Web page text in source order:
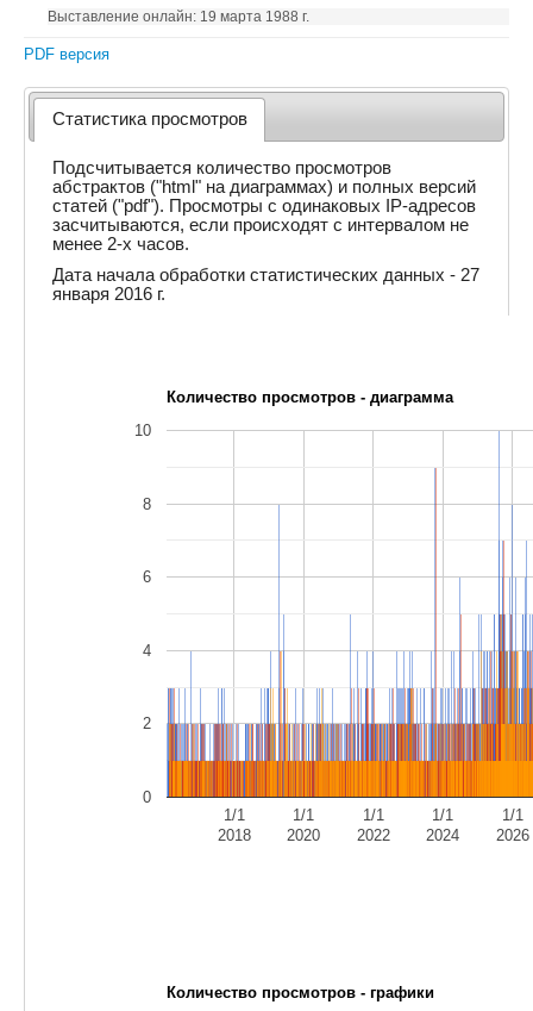
Выставление онлайн: 19 марта 1988 г.
PDF версия
Статистика просмотров
Подсчитывается количество просмотров
абстрактов ("html" на диаграммах) и полных версий
статей ("pdf"). Просмотры с одинаковых IP-адресов
засчитываются, если происходят с интервалом не
менее 2-х часов.
Дата начала обработки статистических данных - 27
января 2016 г.
Количество просмотров - диаграмма
1/1
2018
1/1
2020
1/1
2022
1/1
2024
1/1
2026
0
2
4
6
8
10
Количество просмотров - графики